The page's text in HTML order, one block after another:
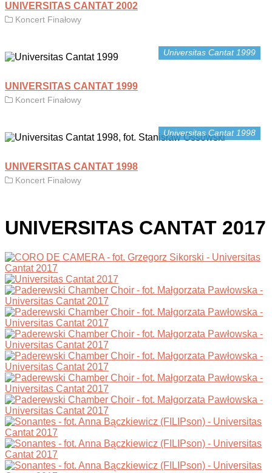
UNIVERSITAS CANTAT 2002
Koncert Finałowy
Universitas Cantat 1999
UNIVERSITAS CANTAT 1999
Koncert Finałowy
Universitas Cantat 1998
UNIVERSITAS CANTAT 1998
Koncert Finałowy
UNIVERSITAS CANTAT 2017